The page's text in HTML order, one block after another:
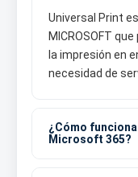
Universal Print
MICROSOFT
la impresión en
necesidad de
¿Cómo
Microsoft 365?